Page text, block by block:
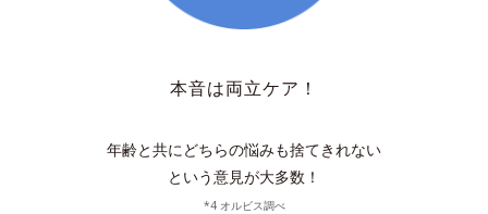
本音は両立ケア！
年齢と共にどちらの悩みも捨てきれない
という意見が大多数！
*4 オルビス調べ